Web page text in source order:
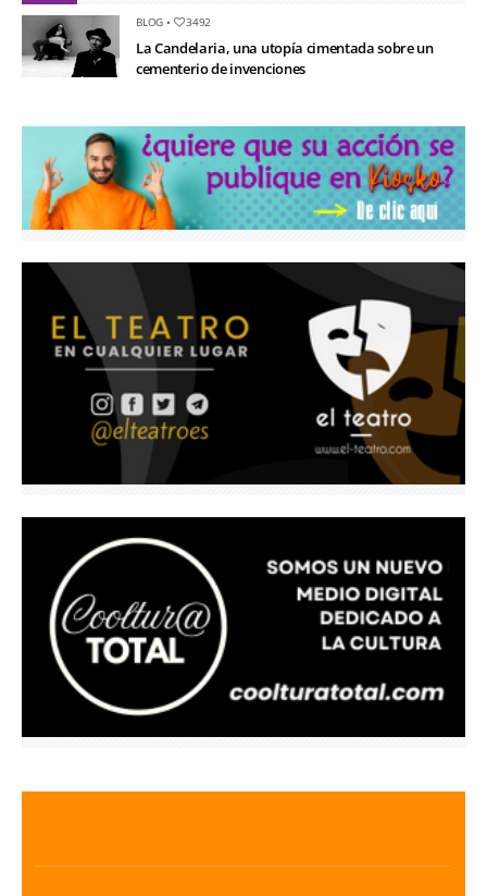
BLOG • 3492
La Candelaria, una utopía cimentada sobre un
cementerio de invenciones